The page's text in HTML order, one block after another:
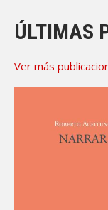
ÚLTIMAS
Ver más